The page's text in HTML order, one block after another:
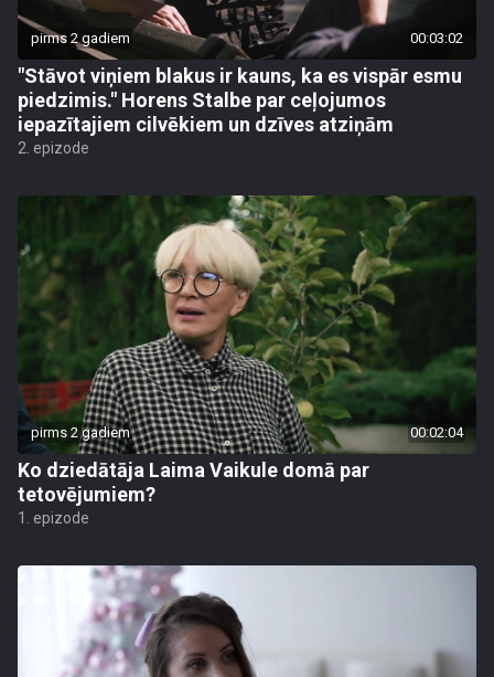
pirms 2 gadiem 00:03:02
"Stāvot viņiem blakus ir kauns, ka es vispār esmu
piedzimis." Horens Stalbe par ceļojumos
iepazītajiem cilvēkiem un dzīves atziņām
2. epizode
pirms 2 gadiem 00:02:04
Ko dziedātāja Laima Vaikule domā par
tetovējumiem?
1. epizode